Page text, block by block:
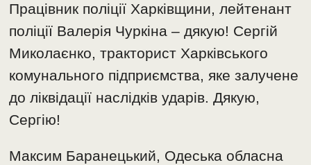
Працівник поліції Харківщини, лейтенант
поліції Валерія Чуркіна – дякую! Сергій
Миколаєнко, тракторист Харківського
комунального підприємства, яке залучене
до ліквідації наслідків ударів. Дякую,
Сергію!
Максим Баранецький, Одеська обласна